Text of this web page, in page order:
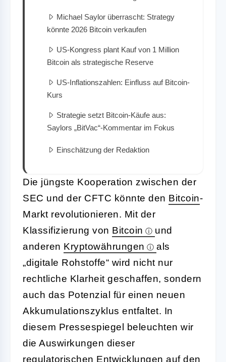
Michael Saylor überrascht: Strategy
könnte 2026 Bitcoin verkaufen
US-Kongress plant Kauf von 1 Million
Bitcoin als strategische Reserve
US-Inflationszahlen: Einfluss auf Bitcoin-
Kurs
Strategie setzt Bitcoin-Käufe aus:
Saylors „BitVac“-Kommentar im Fokus
Einschätzung der Redaktion
Die jüngste Kooperation zwischen der
SEC und der CFTC könnte den Bitcoin-
Markt revolutionieren. Mit der
Klassifizierung von Bitcoin
und
anderen Kryptowährungen
als
„digitale Rohstoffe“ wird nicht nur
rechtliche Klarheit geschaffen, sondern
auch das Potenzial für einen neuen
Akkumulationszyklus entfaltet. In
diesem Pressespiegel beleuchten wir
die Auswirkungen dieser
regulatorischen Entwicklungen auf den